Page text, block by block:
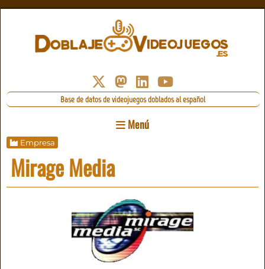
Base de datos de videojuegos doblados al español
Menú
Empresa
Mirage Media